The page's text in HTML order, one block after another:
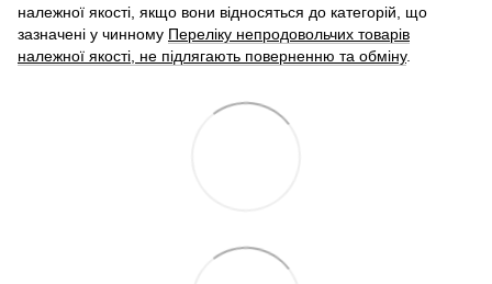
належної якості, якщо вони відносяться до категорій, що
зазначені у чинному Переліку непродовольчих товарів
належної якості, не підлягають поверненню та обміну.